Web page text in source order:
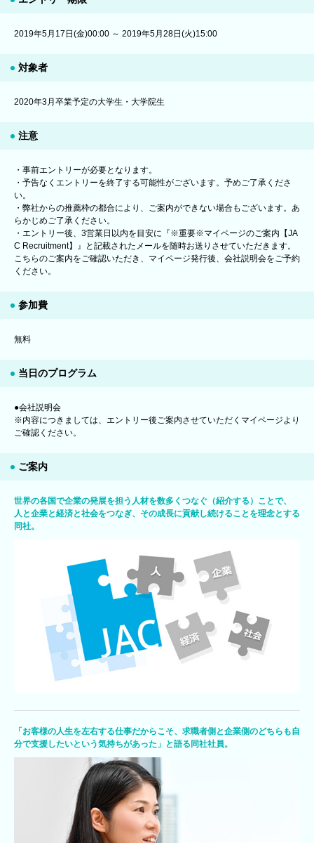
2019年5月17日(金)00:00 ～ 2019年5月28日(火)15:00
対象者
2020年3月卒業予定の大学生・大学院生
注意
・事前エントリーが必要となります。
・予告なくエントリーを終了する可能性がございます。予めご了承くださ
い。
・弊社からの推薦枠の都合により、ご案内ができない場合もございます。あ
らかじめご了承ください。
・エントリー後、3営業日以内を目安に『※重要※マイページのご案内【JA
C Recruitment】』と記載されたメールを随時お送りさせていただきます。
こちらのご案内をご確認いただき、マイページ発行後、会社説明会をご予約
ください。
参加費
無料
当日のプログラム
●会社説明会
※内容につきましては、エントリー後ご案内させていただくマイページより
ご確認ください。
ご案内
世界の各国で企業の発展を担う人材を数多くつなぐ（紹介する）ことで、
人と企業と経済と社会をつなぎ、その成長に貢献し続けることを理念とする
同社。
「お客様の人生を左右する仕事だからこそ、求職者側と企業側のどちらも自
分で支援したいという気持ちがあった」と語る同社社員。